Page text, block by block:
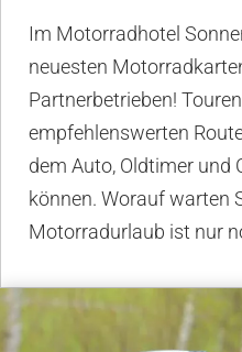
Im Motorradhotel
neuesten
Partnerbetrieben!
empfehlenswerten
dem Auto, Oldtimer und
können. Worauf warten
Motorradurlaub ist nur